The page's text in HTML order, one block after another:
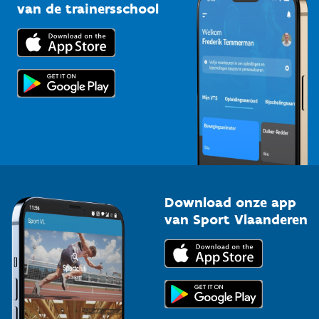
Bedrijven
Trainers en begeleiders
Topsporters
Downloads
Voor de pers
van de trainersschool
Download onze app
van Sport Vlaanderen